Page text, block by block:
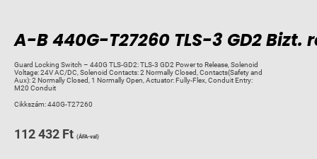
A-B 440G-T27260 TLS-3 GD2
Guard Locking Switch – 440G TLS-GD2: TLS-3 GD2 Power to Release, Solenoid
Voltage: 24V AC/DC, Solenoid Contacts: 2 Normally Closed, Contacts(Safety and
Aux): 2 Normally Closed, 1 Normally Open, Actuator: Fully-Flex, Conduit Entry:
M20 Conduit
Cikkszám:440G-T27260
112 432 Ft (ÁFA-val)